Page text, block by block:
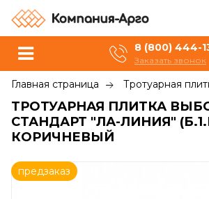
8 (800) 444-
Заказать звонок
Главная страница Тротуарная
ТРОТУАРНАЯ ПЛИТКА
СТАНДАРТ "ЛА-ЛИНИЯ"
КОРИЧНЕВЫЙ
предзаказ